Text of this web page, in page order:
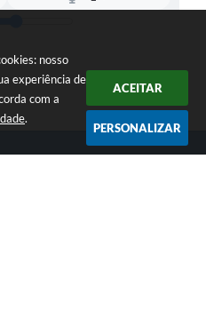
nosso
experiência de
com a
.
ACEITAR
PERSONALIZAR